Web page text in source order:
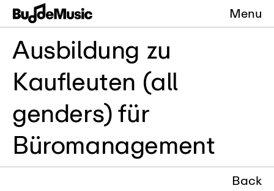
Menu
Ausbildung zu
Kaufleuten (all
genders) für
Büromanagement
Back